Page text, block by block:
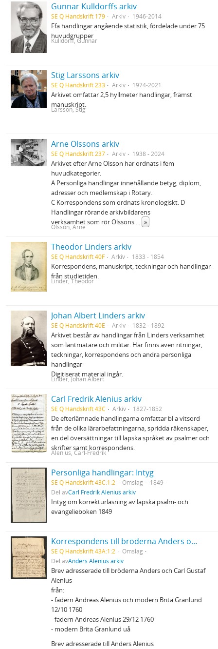
Gunnar Kulldorffs arkiv
SE Q Handskrift 179 Arkiv 1946-2014
Ffa handlingar angående statistik, fördelade under 75
huvudgrupper
Kulldorff, Gunnar
Stig Larssons arkiv
SE Q Handskrift 233 Arkiv 1974-2021
Arkivet omfattar 2,5 hyllmeter handlingar, främst
manuskript.
Larsson, Stig
Arne Olssons arkiv
SE Q Handskrift 237 Arkiv 1938 - 2024
Arkivet efter Arne Olsson har ordnats i fem
huvudkategorier.
A Personliga handlingar innehållande betyg, diplom,
adresser och medlemskap i Rotary.
C Korrespondens som ordnats kronologiskt. D
Handlingar rörande arkivbildarens
verksamhet som rör Olssons ... »
Olsson, Arne
Theodor Linders arkiv
SE Q Handskrift 40F Arkiv 1833 - 1854
Korrespondens, manuskript, teckningar och handlingar
från studietiden.
Linder, Theodor
Johan Albert Linders arkiv
SE Q Handskrift 40E Arkiv 1832 - 1892
Arkivet består av handlingar från Linders verksamhet
som lantmätare och militär. Här finns även ritningar,
teckningar, korrespondens och andra personliga
handlingar
Digitiserat material ingår.
Linder, Johan Albert
Carl Fredrik Alenius arkiv
SE Q Handskrift 43C Arkiv 1827-1852
De efterlämnade handlingarna omfattar bl a vitsord
från de olika lärarbefattningarna, spridda räkenskaper,
en del översättningar till lapska språket av psalmer och
skrifter samt korrespondens.
Alenius, Carl-Fredrik
Personliga handlingar: Intyg
SE Q Handskrift 43C:1:2 Omslag
1849
Del avCarl Fredrik Alenius arkiv
Intyg om korrekturläsning av lapska psalm- och
evangelieboken 1849
Korrespondens till bröderna Anders och Carl Gustaf Alenius
SE Q Handskrift 43A:1:2
Omslag
Del avAnders Alenius arkiv
Brev adresserade till bröderna Anders och Carl Gustaf
Alenius
från:
- fadern Andreas Alenius och modern Brita Granlund
12/10 1760
- fadern Andreas Alenius 29/12 1760
- modern Brita Granlund uå
Brev adresserade till Anders Alenius